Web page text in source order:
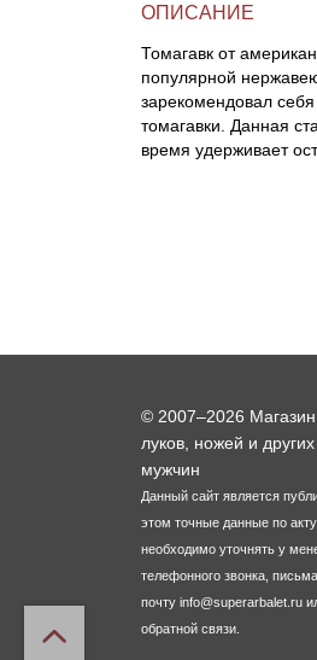
ОПИСАНИЕ
Томагавк от
популярной
зарекомендовал
томагавки. Данная
время удерживает
© 2007–2026 Магазин
луков, ножей и
мужчин
Данный сайт является
этом точные данные по
необходимо уточнять у
телефонного звонка,
почту info@superarbalet.ru
обратной связи.